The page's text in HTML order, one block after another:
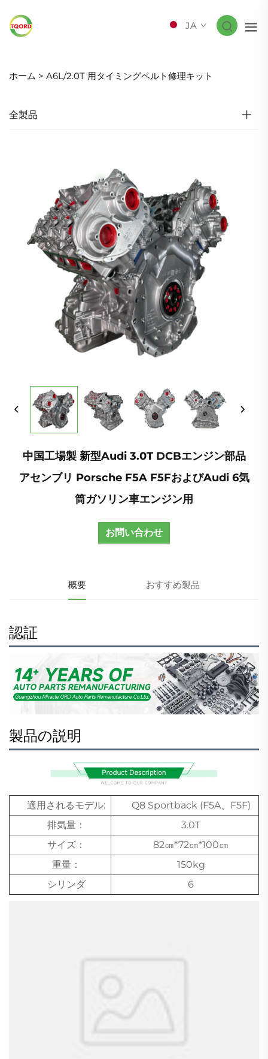
JA
ホーム > A6L/2.0T 用タイミングベルト修理キット
全製品
中国工場製 新型Audi 3.0T DCBエンジン部品
アセンブリ Porsche F5A F5FおよびAudi 6気
筒ガソリン車エンジン用
お問い合わせ
概要 おすすめ製品
認証
製品の説明
適用されるモデル:
Q8 Sportback (F5A、F5F)
排気量：
3.0T
サイズ：
82㎝*72㎝*100㎝
重量：
150kg
シリンダ
6